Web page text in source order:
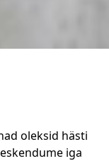
oleksid hästi
iga